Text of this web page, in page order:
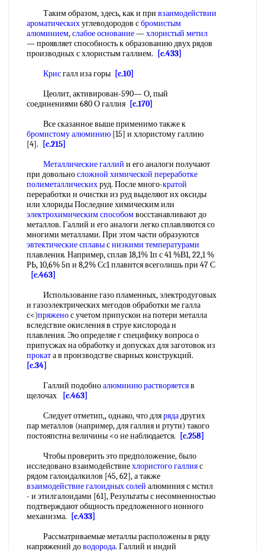
Таким образом, здесь, как и при взаимодействии
ароматическихуглеводородов сбромистым
алюминием,слабое основание—хлористый метил
— проявляет способность к образованию двух рядов
производных с хлористым галлием.
[c.433]
Крисгалл иза горы [c.10]
Цеолит, активирован-590— О, пый
соединениями 680 О галлия [c.170]
Все сказанное выше применимо также к
бромистому алюминию [15] и хлористому галлию
[4].
[c.215]
Металлические галлий и его аналоги получают
при довольносложной химической переработке
полиметаллическихруд. После много-кратой
переработки и очистки из руд выделяют их оксиды
или хлориды Последние химическим или
электрохимическим способомвосстанавливают до
металлов. Галлий и его аналоги легко сплавляются со
многими металлами. При этом части образуются
эвтектические сплавыснизкими температурами
плавления. Например, сплав 18,1% 1п с 41 %В1, 22,1 %
РЬ, 10,6% 5п и 8,2% Сс1 плавится всеголишь при 47 С
[c.463]
Использование газо пламенных, электродуговых
и газоэлектрических мегодов обработки ме галла
с<)пряженос учетом припускон на потери металла
вследсгвие окисления в струе кислорода и
плавления. Эю определяе г специфику вопроса о
припусжах на обработку и допусках для заготовок из
проката в производсгве сварных конструкций.
[c.34]
Галлий подобноалюминию растворяетсяв
щелочах
[c.463]
Следует отметип,, однако, что длярядадругих
пар металлов (например, для галлия и ртути) такого
постояпстна величины <о не наблюдается.
[c.258]
Чтобы проверить это предположение, было
исследовано взаимодействиехлористого галлияс
рядом галоидалкилов [45, 62], а также
взаимодействие галоидных солей алюминия с мстил
- и этилгалоидами [61], Результаты с несомненностью
подтверждают общность предложенного ионного
механизма.
[c.433]
Рассматриваемые металлы расположены в ряду
напряжений доводорода. Галлий и индий